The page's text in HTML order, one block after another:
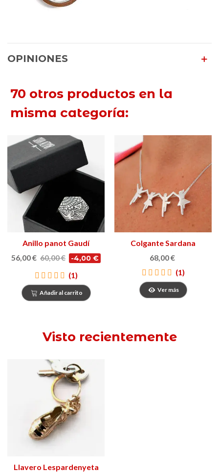
OPINIONES
70 otros productos en la
misma categoría:
Anillo panot Gaudí
56,00 € 60,00 € -4,00 €
(1)
Añadir al carrito
Colgante Sardana
68,00 €
(1)
Ver más
Visto recientemente
Llavero Lespardenyeta